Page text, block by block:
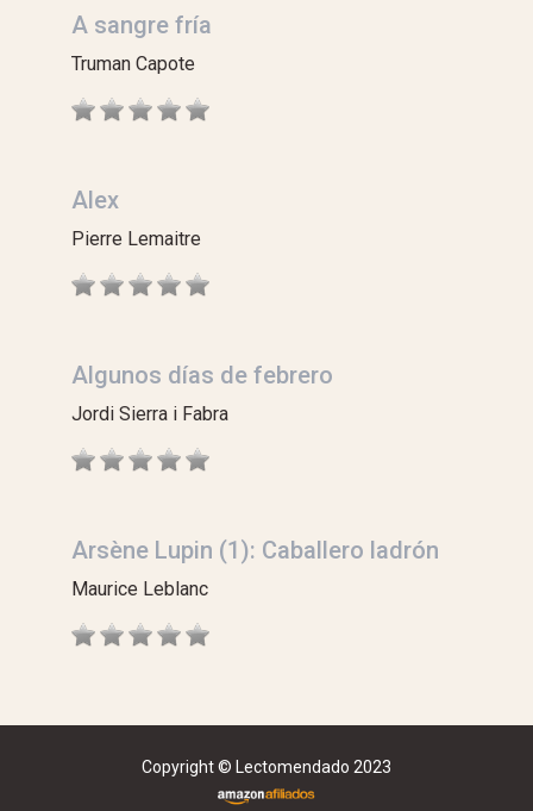
A sangre fría
Truman Capote
Alex
Pierre Lemaitre
Algunos días de febrero
Jordi Sierra i Fabra
Arsène Lupin (1): Caballero ladrón
Maurice Leblanc
Copyright © Lectomendado 2023